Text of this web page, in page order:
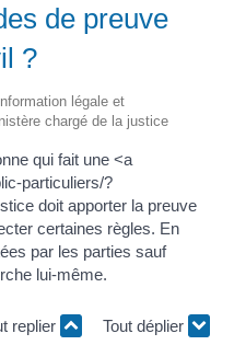
de preuve
?
légale et
chargé de la justice
qui fait une <a
particuliers/?
doit apporter la preuve
certaines règles. En
par les parties sauf
lui-même.
replier Tout déplier